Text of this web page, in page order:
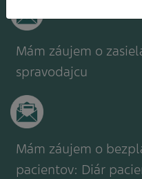
Mám záujem o
spravodajcu
Mám záujem o
pacientov: Diár